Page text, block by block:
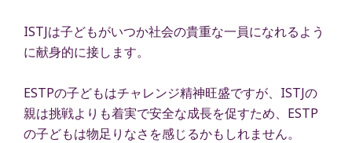
ISTJは子どもがいつか社会の貴重な一員になれるよう
に献身的に接します。
ESTPの子どもはチャレンジ精神旺盛ですが、ISTJの
親は挑戦よりも着実で安全な成長を促すため、ESTP
の子どもは物足りなさを感じるかもしれません。